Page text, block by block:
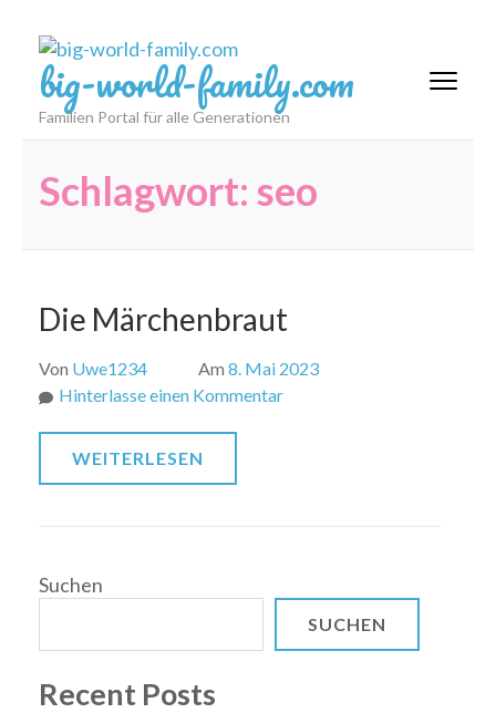
Zum
Inhalt
springen
(Eingabetaste
big-world-family.com
Familien Portal für alle Generationen
Schlagwort: seo
Die Märchenbraut
Von Uwe1234 Am 8. Mai 2023
Hinterlasse einen Kommentarzu
WEITERLESEN
Suchen
SUCHEN
Recent Posts